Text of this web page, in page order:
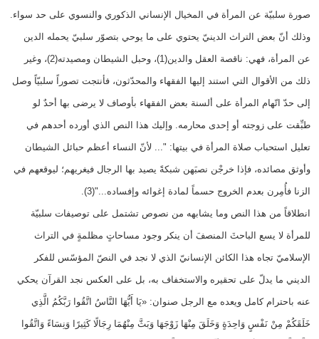
صورة سلبيّة عن المرأة في المخيال الإنساني الذكوري والنسوي على حد سواء.
وذلك أنّ بعض التراث الدينيّ يحتوي على ما يوحي بتصوّر سلبيّ يحمله الدين
عن المرأة، فهي: ناقصة العقل والدين(1)، وحبل الشيطان ومصيدته(2)، وغير
ذلك من الأقوال التي استند إليها الفقهاء والمحدّثون، فأنتجت تصوراً سلبيّاً وصل
إلى حدّ اتّهام المرأة على ألسنة بعض الفقهاء بأوصاف لا يرضى بها أحدٌ لو
طبِّقت على زوجته أو إحدى محارمه. وإليك هذا النص الذي أورده أحدهم في
تعليل استحباب صلاة المرأة في بيتها: "... لأنّ النساء أعظم حبائل الشيطان
وأوثق مصائده، فإذا خرجْن نصبَهن شبكةً يصيد بها الرجال فيغريهم؛ ليوقعهم في
الزنا فأُمِرن بعدم الخروج حسماً لمادة إغوائه وإفساده..."(3).
انطلاقاً من هذا النص وما يشابهه من نصوص تشتمل على توصيفات سلبيّة
للمرأة لا يسع الباحثَ المنصفَ أن ينكر وجود مساحاتٍ مظلمةٍ في التراث
الإسلاميّ تجاه هذا الكائن الإنسانيّ الذي لا نجد في النصّ المؤسّس للفكر
الديني ما يدلّ على تحقيره والاستخفاف به، بل على العكس نجد القرآن يحكي
عنه باحترام كامل ويعده مع الرجل صنوان: «يَا أَيُّهَا النَّاسُ اتَّقُوا رَبَّكُمُ الَّذِي
خَلَقَكُمْ مِنْ نَفْسٍ وَاحِدَةٍ وَخَلَقَ مِنْهَا زَوْجَهَا وَبَثَّ مِنْهُمَا رِجَالًا كَثِيرًا وَنِسَاءً وَاتَّقُوا